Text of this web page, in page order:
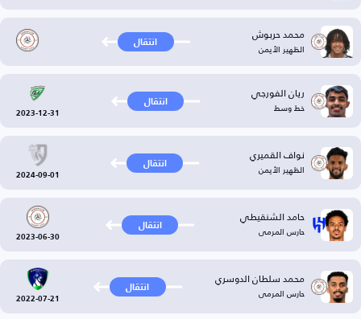
محمد حربوش
الظهير الأيمن انتقال
ريان الفورجي
خط وسط انتقال
2023-12-31
نواف القميري
الظهير الأيمن انتقال
2024-09-01
حامد الشنقيطي
حارس المرمى انتقال
2023-06-30
محمد سلطان الدوسري
حارس المرمى انتقال
2022-07-21